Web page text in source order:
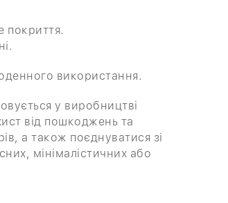
покриття.
використання.
у виробництві
від пошкоджень та
а також поєднуватися зі
мінімалістичних або